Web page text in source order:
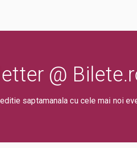
@
saptamanala cu cele mai noi